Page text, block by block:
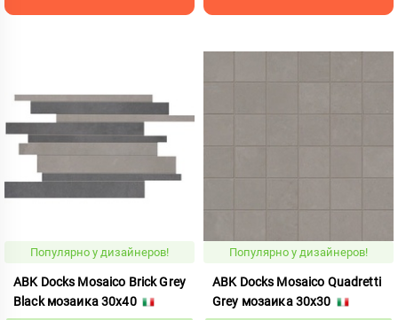
Популярно у дизайнеров!
ABK Docks Mosaico Brick Grey
Black мозаика 30x40
Популярно у дизайнеров!
ABK Docks Mosaico Quadretti
Grey мозаика 30x30